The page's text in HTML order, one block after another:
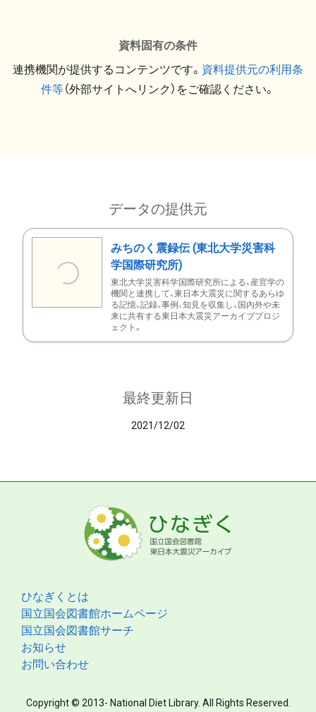
資料固有の条件
連携機関が提供するコンテンツです。 資料提供元の利用条
件等（外部サイトへリンク）をご確認ください。
データの提供元
みちのく震録伝 (東北大学災害科
学国際研究所)
東北大学災害科学国際研究所による、産官学の
機関と連携して、東日本大震災に関するあらゆ
る記憶、記録、事例、知見を収集し、国内外や未
来に共有する東日本大震災アーカイブプロジ
ェクト。
最終更新日
2021/12/02
ひなぎくとは
国立国会図書館ホームページ
国立国会図書館サーチ
お知らせ
お問い合わせ
Copyright © 2013- National Diet Library. All Rights Reserved.